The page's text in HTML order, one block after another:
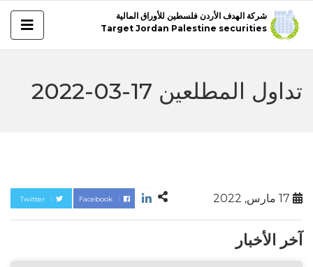
شركة الهدف الأردن فلسطين للأوراق المالية
Target Jordan Palestine securities
تداول المطلعين 17-03-2022
Twitter Facebook
آخر الأخبار